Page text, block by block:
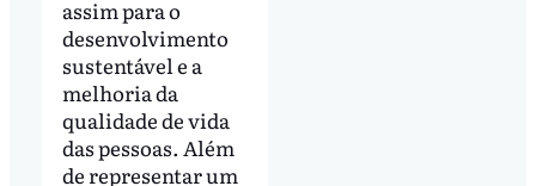
assim para o
desenvolvimento
sustentável e a
melhoria da
qualidade de vida
das pessoas. Além
de representar um